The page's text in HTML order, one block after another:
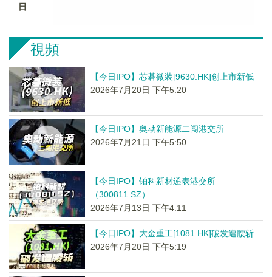
日
視頻
【今日IPO】芯碁微装[9630.HK]创上市新低
2026年7月20日 下午5:20
【今日IPO】奥动新能源二闯港交所
2026年7月21日 下午5:50
【今日IPO】铂科新材递表港交所
（300811.SZ）
2026年7月13日 下午4:11
【今日IPO】大金重工[1081.HK]破发遭腰斩
2026年7月20日 下午5:19